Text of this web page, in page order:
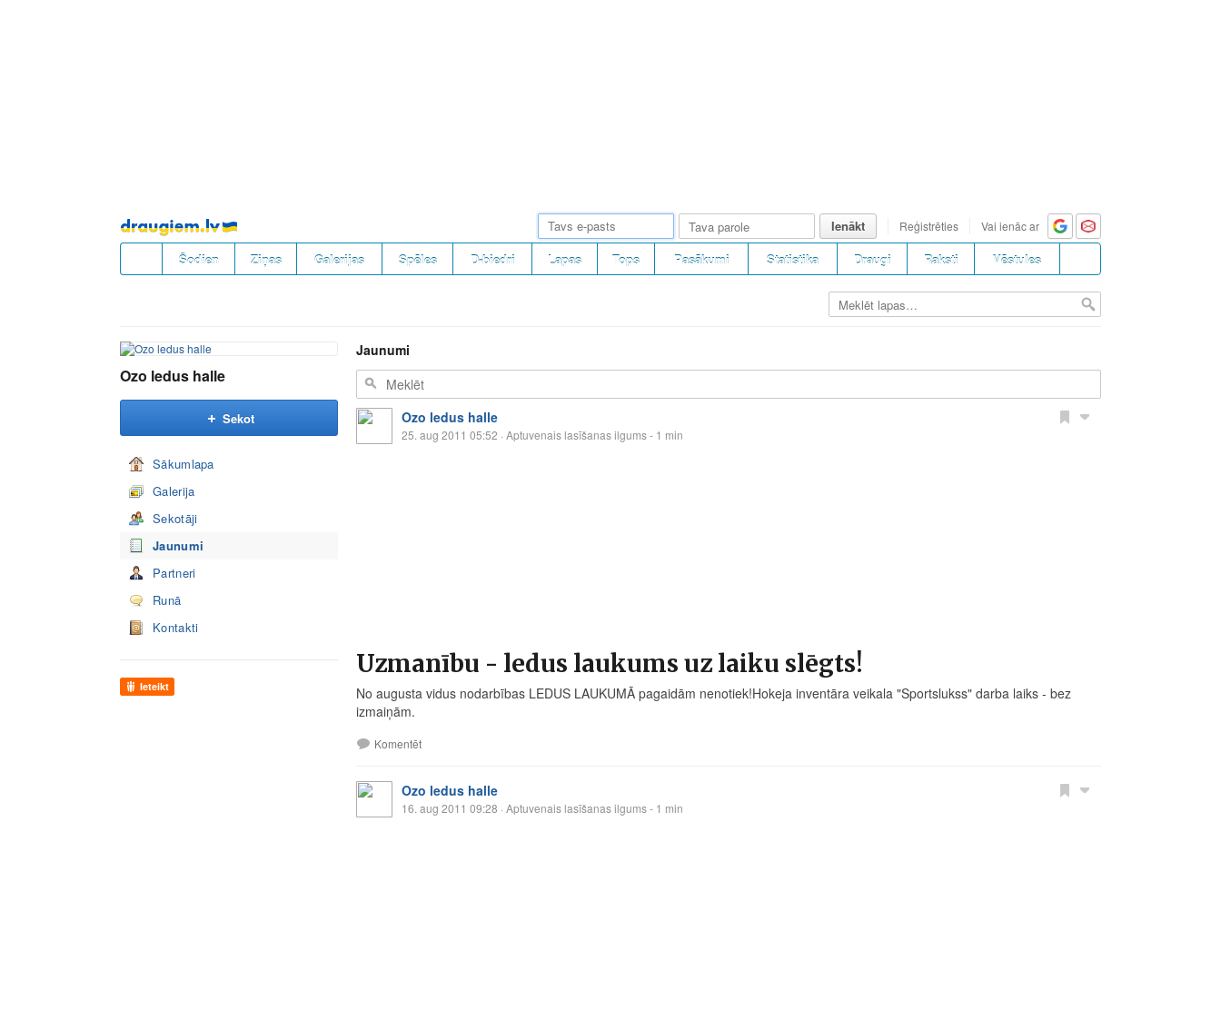
Pāriet
uz
saturu
Ienākt Reģistrēties Vai ienāc ar
Šodien Ziņas Galerijas Spēles D-biedri Lapas Tops Pasākumi Statistika Draugi Raksti Vēstules
Ozo ledus halle
Sekot
Sākumlapa
Galerija
Sekotāji
Jaunumi
Partneri
Runā
Kontakti
Ieteikt
Jaunumi
Ozo ledus halle
25. aug 2011 05:52 · Aptuvenais lasīšanas ilgums - 1 min
Uzmanību - ledus laukums uz laiku slēgts!
No augusta vidus nodarbības LEDUS LAUKUMĀ pagaidām nenotiek!Hokeja inventāra veikala "Sportslukss" darba laiks - bez
izmaiņām.
Komentēt
Ozo ledus halle
16. aug 2011 09:28 · Aptuvenais lasīšanas ilgums - 1 min